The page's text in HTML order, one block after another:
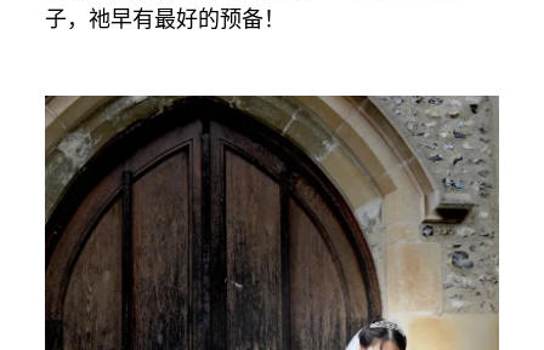
子，祂早有最好的预备！